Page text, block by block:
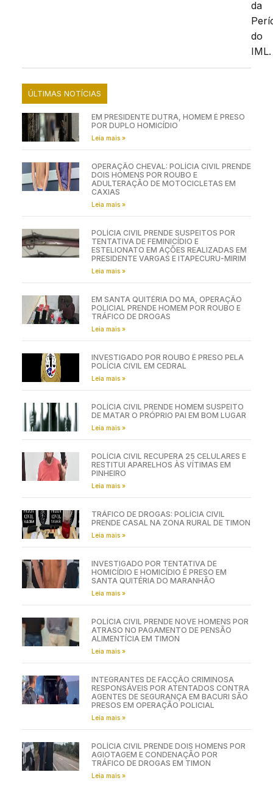
da
do
IML.
ÚLTIMAS NOTÍCIAS
EM PRESIDENTE DUTRA, HOMEM É PRESO
POR DUPLO HOMICÍDIO
Leia mais »
OPERAÇÃO CHEVAL: POLÍCIA CIVIL PRENDE
DOIS HOMENS POR ROUBO E
ADULTERAÇÃO DE MOTOCICLETAS EM
CAXIAS
Leia mais »
POLÍCIA CIVIL PRENDE SUSPEITOS POR
TENTATIVA DE FEMINICÍDIO E
ESTELIONATO EM AÇÕES REALIZADAS EM
PRESIDENTE VARGAS E ITAPECURU-MIRIM
Leia mais »
EM SANTA QUITÉRIA DO MA, OPERAÇÃO
POLICIAL PRENDE HOMEM POR ROUBO E
TRÁFICO DE DROGAS
Leia mais »
INVESTIGADO POR ROUBO É PRESO PELA
POLÍCIA CIVIL EM CEDRAL
Leia mais »
POLÍCIA CIVIL PRENDE HOMEM SUSPEITO
DE MATAR O PRÓPRIO PAI EM BOM LUGAR
Leia mais »
POLÍCIA CIVIL RECUPERA 25 CELULARES E
RESTITUI APARELHOS ÀS VÍTIMAS EM
PINHEIRO
Leia mais »
TRÁFICO DE DROGAS: POLÍCIA CIVIL
PRENDE CASAL NA ZONA RURAL DE TIMON
Leia mais »
INVESTIGADO POR TENTATIVA DE
HOMICÍDIO E HOMICÍDIO É PRESO EM
SANTA QUITÉRIA DO MARANHÃO
Leia mais »
POLÍCIA CIVIL PRENDE NOVE HOMENS POR
ATRASO NO PAGAMENTO DE PENSÃO
ALIMENTÍCIA EM TIMON
Leia mais »
INTEGRANTES DE FACÇÃO CRIMINOSA
RESPONSÁVEIS POR ATENTADOS CONTRA
AGENTES DE SEGURANÇA EM BACURI SÃO
PRESOS EM OPERAÇÃO POLICIAL
Leia mais »
POLÍCIA CIVIL PRENDE DOIS HOMENS POR
AGIOTAGEM E CONDENAÇÃO POR
TRÁFICO DE DROGAS EM TIMON
Leia mais »